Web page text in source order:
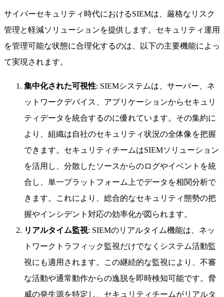
サイバーセキュリティ時代におけるSIEMは、厳格なリスク
管理と軽減ソリューションを提供します。セキュリティ運用
を管理可能な状態に合理化するのは、以下の主要機能によっ
て実現されます。
集中化された可視性: SIEMシステムは、サーバー、ネ
ットワークデバイス、アプリケーションからセキュリ
ティデータを統合するのに優れています。その集約に
より、組織は自社のセキュリティ状況の全体像を把握
できます。セキュリティチームはSIEMソリューション
を活用し、分散したソースからのログやイベントを統
合し、単一プラットフォーム上でデータを相関分析で
きます。これにより、総合的なセキュリティ態勢の把
握やインシデント対応の効率化が図られます。
リアルタイム監視: SIEMのリアルタイム機能は、ネッ
トワークトラフィック監視だけでなくシステム活動監
視にも適用されます。この継続的な監視により、不審
な活動や通常動作からの逸脱を即時検知可能です。脅
威の発生源を特定し、セキュリティチームがリアルタ